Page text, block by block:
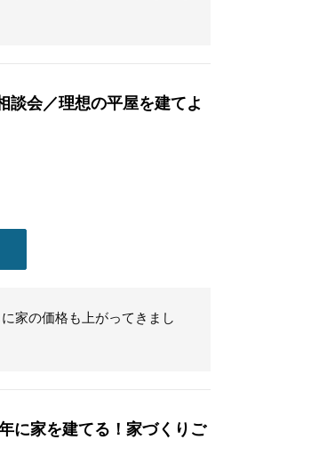
談会／理想の平屋を建てよ
家の価格も上がってきまし
に家を建てる！家づくりご